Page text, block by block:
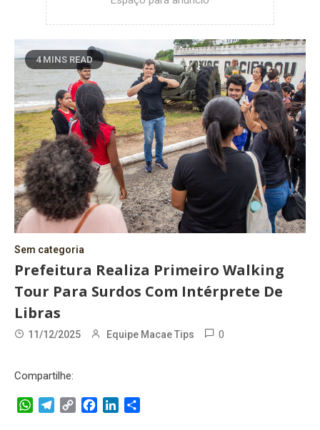
4 MINS READ
Sem categoria
Prefeitura Realiza Primeiro Walking
Tour Para Surdos Com Intérprete De
Libras
11/12/2025 Equipe Macae Tips 0
Compartilhe:
WhatsApp
Telegram
Copy
FacebookLinkedIn